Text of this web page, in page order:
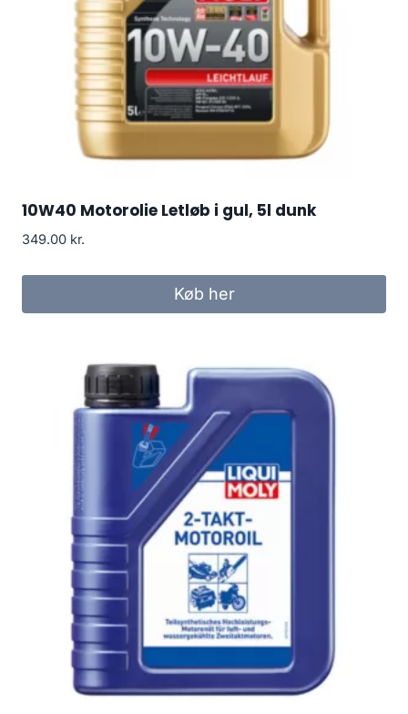
10W40 Motorolie Letløb i gul, 5l dunk
349.00 kr.
Køb her